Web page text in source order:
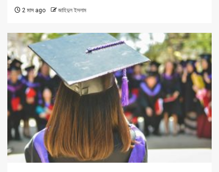
2 মাস ago জাহিদুল ইসলাম